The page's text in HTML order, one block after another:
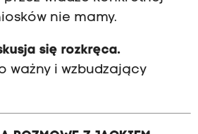
nie mamy.
się rozkręca.
ważny i wzbudzający